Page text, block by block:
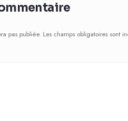
pas publiée. Les champs obligatoires sont